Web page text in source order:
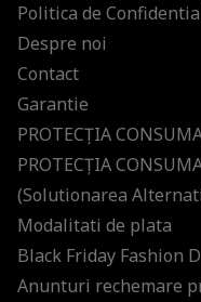
Politica de
Despre noi
Contact
Garantie
PROTECŢIA
PROTECŢIA
(Solutionarea
Modalitati de plata
Black Friday Fashion
Anunturi rechemare